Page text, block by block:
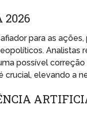
2026
para as
possível
crucial, elevando a